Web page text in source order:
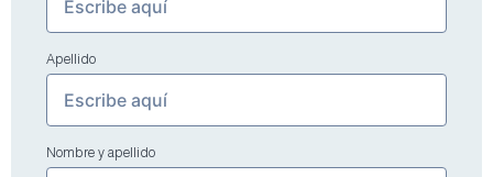
Apellido
Nombre y apellido